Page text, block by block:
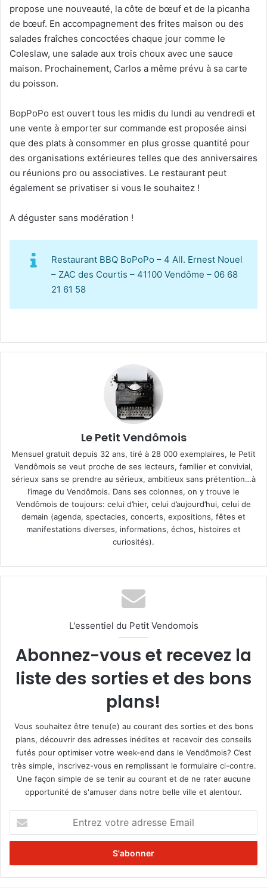
propose une nouveauté, la côte de bœuf et de la picanha
de bœuf. En accompagnement des frites maison ou des
salades fraîches concoctées chaque jour comme le
Coleslaw, une salade aux trois choux avec une sauce
maison. Prochainement, Carlos a même prévu à sa carte
du poisson.
BopPoPo est ouvert tous les midis du lundi au vendredi et
une vente à emporter sur commande est proposée ainsi
que des plats à consommer en plus grosse quantité pour
des organisations extérieures telles que des anniversaires
ou réunions pro ou associatives. Le restaurant peut
également se privatiser si vous le souhaitez !
A déguster sans modération !
Restaurant BBQ BoPoPo – 4 All. Ernest Nouel
– ZAC des Courtis – 41100 Vendôme – 06 68
21 61 58
Le Petit Vendômois
Mensuel gratuit depuis 32 ans, tiré à 28 000 exemplaires, le Petit
Vendômois se veut proche de ses lecteurs, familier et convivial,
sérieux sans se prendre au sérieux, ambitieux sans prétention…à
l’image du Vendômois. Dans ses colonnes, on y trouve le
Vendômois de toujours: celui d’hier, celui d’aujourd’hui, celui de
demain (agenda, spectacles, concerts, expositions, fêtes et
manifestations diverses, informations, échos, histoires et
curiosités).
L'essentiel du Petit Vendomois
Abonnez-vous et recevez la
liste des sorties et des bons
plans!
Vous souhaitez être tenu(e) au courant des sorties et des bons
plans, découvrir des adresses inédites et recevoir des conseils
futés pour optimiser votre week-end dans le Vendômois? C’est
très simple, inscrivez-vous en remplissant le formulaire ci-contre.
Une façon simple de se tenir au courant et de ne rater aucune
opportunité de s'amuser dans notre belle ville et alentour.
t
e
z